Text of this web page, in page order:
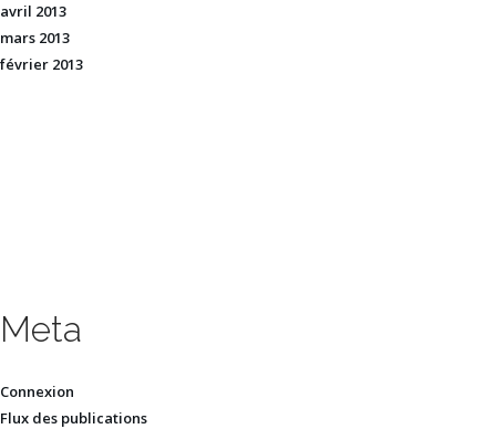
avril 2013
mars 2013
février 2013
Meta
Connexion
Flux des publications